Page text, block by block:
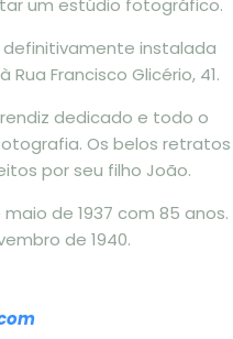
definitivamente instalada
Francisco Glicério, 41.
dedicado e todo o
Os belos retratos
por seu filho João.
de 1937 com 85 anos.
de 1940.